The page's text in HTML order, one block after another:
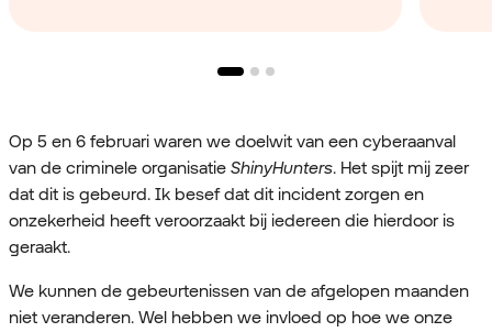
Op 5 en 6 februari waren we doelwit van een cyberaanval
van de criminele organisatie ShinyHunters. Het spijt mij zeer
dat dit is gebeurd. Ik besef dat dit incident zorgen en
onzekerheid heeft veroorzaakt bij iedereen die hierdoor is
geraakt.
We kunnen de gebeurtenissen van de afgelopen maanden
niet veranderen. Wel hebben we invloed op hoe we onze